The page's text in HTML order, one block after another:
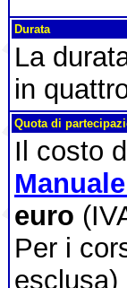
Durata
La
in
Quota di
Il costo
euro
Per i
esclusa)